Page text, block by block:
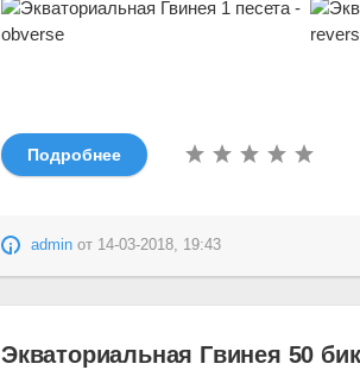
Подробнее
admin от 14-03-2018, 19:43
Экваториальная Гвинея 50